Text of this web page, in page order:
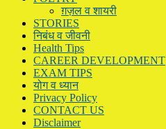
ग़ज़ल व शायरी
STORIES
निबंध व जीवनी
Health Tips
CAREER DEVELOPMENT
EXAM TIPS
योग व ध्यान
Privacy Policy
CONTACT US
Disclaimer